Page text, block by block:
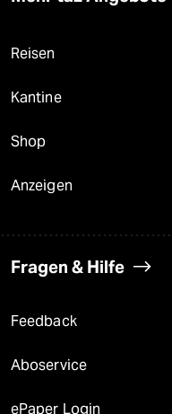
Reisen
Kantine
Shop
Anzeigen
Fragen & Hilfe
Feedback
Aboservice
ePaper Login